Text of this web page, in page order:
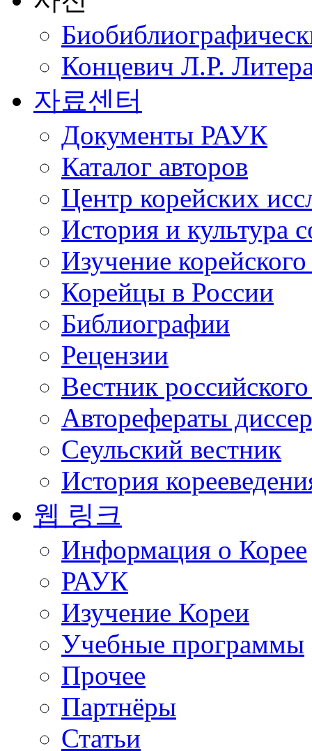
Концевич Л.Р.
자료센터
Документы РАУК
Каталог авторов
Центр корейских
История и культура
Изучение
Корейцы в России
Библиографии
Рецензии
Вестник
Авторефераты
Сеульский вестник
История
웹 링크
Информация о Корее
РАУК
Изучение Кореи
Учебные программы
Прочее
Партнёры
Статьи